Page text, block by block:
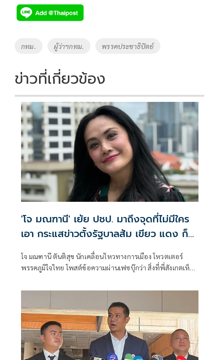
e
b
o
k
tt
er
p
y
Li
k
Tags
กทม. ผู้ว่าฯกทม. พรรคประชาธิปัตย์
ข่าวที่เกี่ยวข้อง
'โจ มณฑานี' เย้ย ปชป. มาถึงจุดที่ไม่มีใคร
เอา กระแสข่าวตั้งรัฐบาลส้ม เขียว แดง ก็
โจ มณฑานี ตันติสุข นักเคลื่อนไหวทางการเมือง โหวตเตอร์
พรรคภูมิใจไทย โพสต์ข้อความผ่านเฟซบุ๊กว่า สิ่งที่พี่สังเกตเห็น
ที่เป็นพรรคที่ทุกฝั่งลืมได้ไงเนี้ย